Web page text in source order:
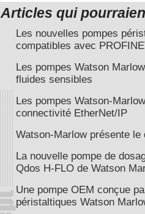
Articles qui
Les nouvelles pompes
compatibles avec
Les pompes Watson
fluides sensibles
Les pompes Watson-
connectivité EtherNet/IP
Watson-Marlow présente le
La nouvelle pompe de
Qdos H-FLO de Watson
Une pompe OEM conçue
péristaltiques Watson